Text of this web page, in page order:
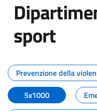
sport
Tutti i
Prevenzione della
5x1000